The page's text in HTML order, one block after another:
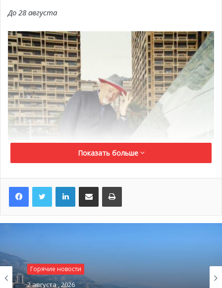
До 28 августа
Показать больше
LinkedInПоделиться по электронной почте Распечатать
Горячие новости
2 августа , 2026